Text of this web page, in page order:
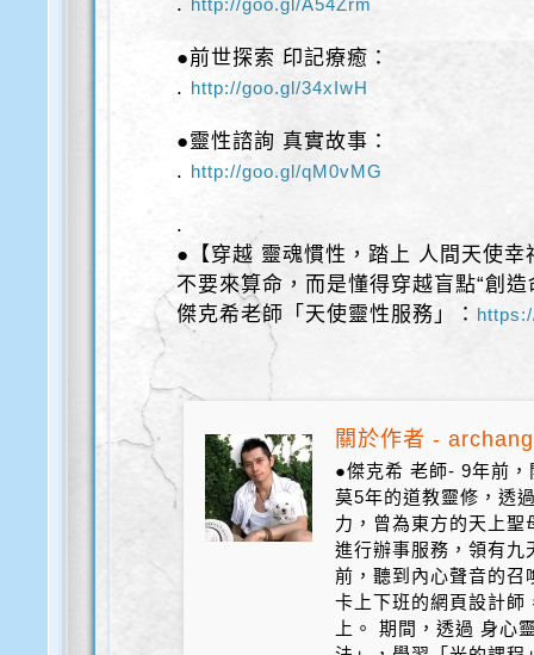
http://goo.gl/A54Zrm
●前世探索 印記療癒：
. http://goo.gl/34xIwH
●靈性諮詢 真實故事：
. http://goo.gl/qM0vMG
.
●【穿越 靈魂慣性，踏上 人間天使幸
不要來算命，而是懂得穿越盲點“創造
傑克希老師「天使靈性服務」：
關於作者 -
●傑克希 老師- 9年前
莫5年的道教靈修，透
力，曾為東方的天上
進行辦事服務，領有
前，聽到內心聲音的召
卡上下班的網頁設計師
上。 期間，透過 身心